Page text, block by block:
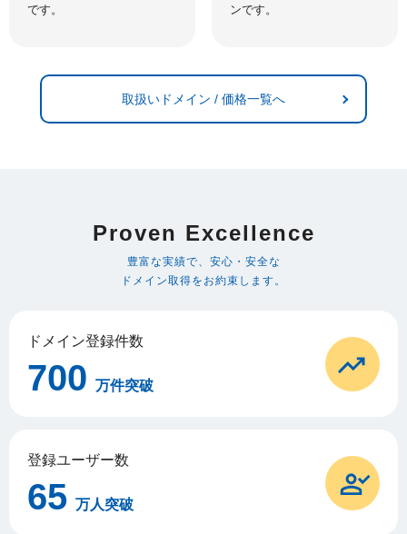
です。
ンです。
取扱いドメイン / 価格一覧へ
Proven Excellence
豊富な実績で、安心・安全な
ドメイン取得をお約束します。
ドメイン登録件数
700 万件突破
登録ユーザー数
65 万人突破